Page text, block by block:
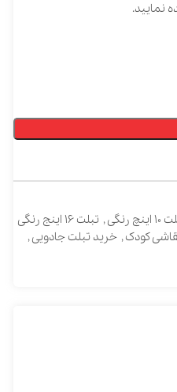
تبلت 16 اینج رنگی
خرید تبلت جادویی ,